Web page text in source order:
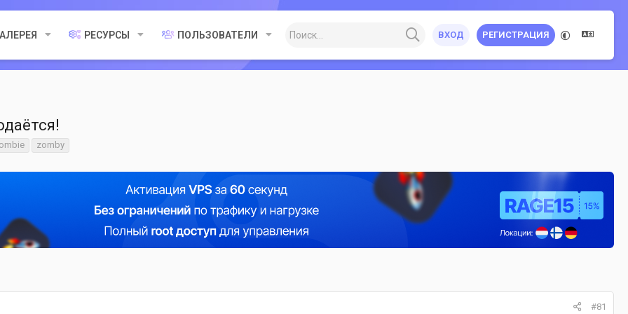
РЕСУРСЫ ПОЛЬЗОВАТЕЛИ ВХОД РЕГИСТРАЦИЯ
zomby
#81